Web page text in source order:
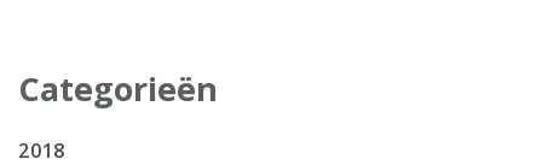
Categorieën
2018